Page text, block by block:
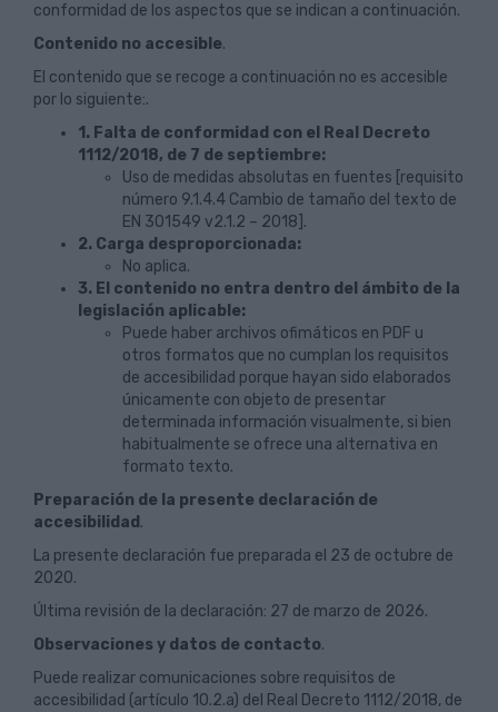
conformidad de los aspectos que se indican a continuación.
Contenido no accesible.
El contenido que se recoge a continuación no es accesible
por lo siguiente:.
1. Falta de conformidad con el Real Decreto
1112/2018, de 7 de septiembre:
Uso de medidas absolutas en fuentes [requisito
número 9.1.4.4 Cambio de tamaño del texto de
EN 301549 v2.1.2 – 2018].
2. Carga desproporcionada:
No aplica.
3. El contenido no entra dentro del ámbito de la
legislación aplicable:
Puede haber archivos ofimáticos en PDF u
otros formatos que no cumplan los requisitos
de accesibilidad porque hayan sido elaborados
únicamente con objeto de presentar
determinada información visualmente, si bien
habitualmente se ofrece una alternativa en
formato texto.
Preparación de la presente declaración de
accesibilidad .
La presente declaración fue preparada el 23 de octubre de
2020.
Última revisión de la declaración: 27 de marzo de 2026.
Observaciones y datos de contacto.
Puede realizar comunicaciones sobre requisitos de
accesibilidad (artículo 10.2.a) del Real Decreto 1112/2018, de